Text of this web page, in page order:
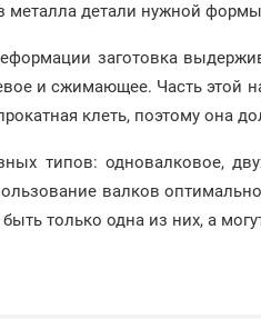
металла детали нужной
заготовка
и сжимающее. Часть этой
клеть, поэтому она
типов: одновалковое,
валков оптимально
только одна из них, а